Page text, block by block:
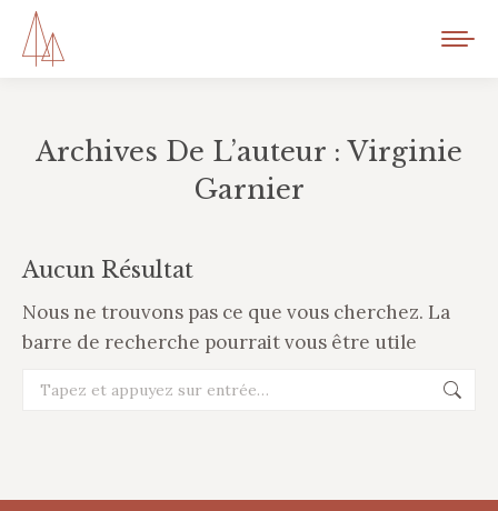
Archives De L’auteur :Virginie
Garnier
Aucun Résultat
Nous ne trouvons pas ce que vous cherchez. La
barre de recherche pourrait vous être utile
Recherche